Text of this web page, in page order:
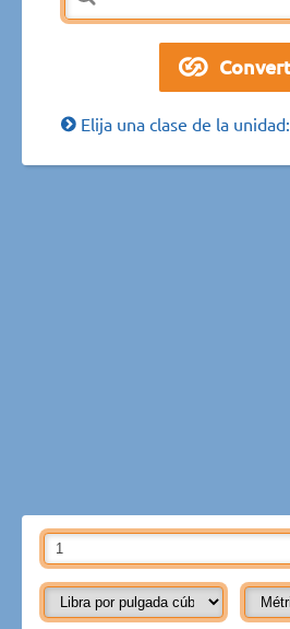
Elija una clase de la unidad: